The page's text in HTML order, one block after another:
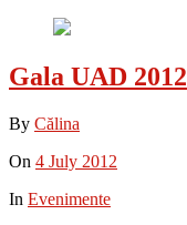
Gala UAD 2012
By Călina
On 4 July 2012
In Evenimente